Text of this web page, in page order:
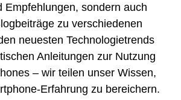
Empfehlungen, sondern auch
zu verschiedenen
neuesten Technologietrends
Anleitungen zur Nutzung
– wir teilen unser Wissen,
Erfahrung zu bereichern.